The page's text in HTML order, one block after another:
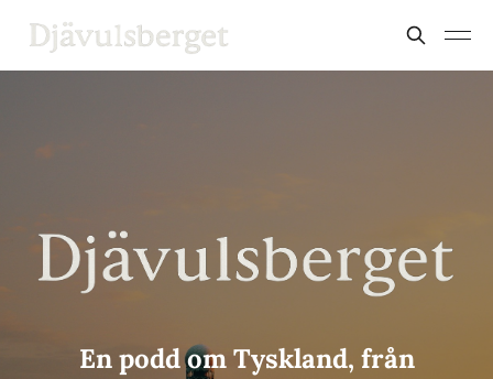
En podd om Tyskland, från